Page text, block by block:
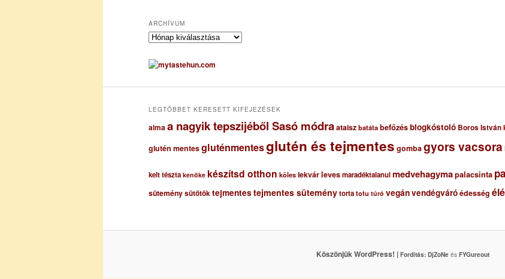
ARCHÍVUM
A
c
h
uLEGTÖBBET KERESETT KIFEJEZÉSEK
almaa nagyik tepszijéből Sasó módraataisz batáta befőzésblogkóstoló Boros István
glutén mentesgluténmentesglutén és tejmentes gombagyors vacsora
kelt tészta kenőke készítsd otthon köles lekvárlevesmaradéktalanulmedvehagymapalacsinta
süteménysütőtöktejmentestejmentes süteménytorta totu túró vegánvendégváróédesség
Köszönjük WordPress! | Fordítás: DjZoNeés FYGureout